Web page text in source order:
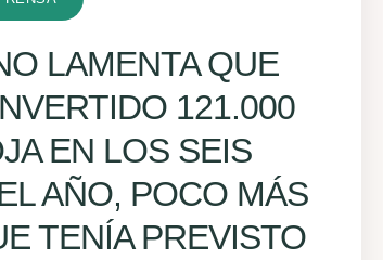
LAMENTA QUE
121.000
EN LOS SEIS
AÑO, POCO MÁS
TENÍA PREVISTO